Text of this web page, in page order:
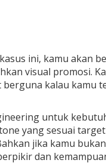
ini, kamu akan
visual promosi.
kalau kamu
untuk
yang sesuai
jika kamu
dan